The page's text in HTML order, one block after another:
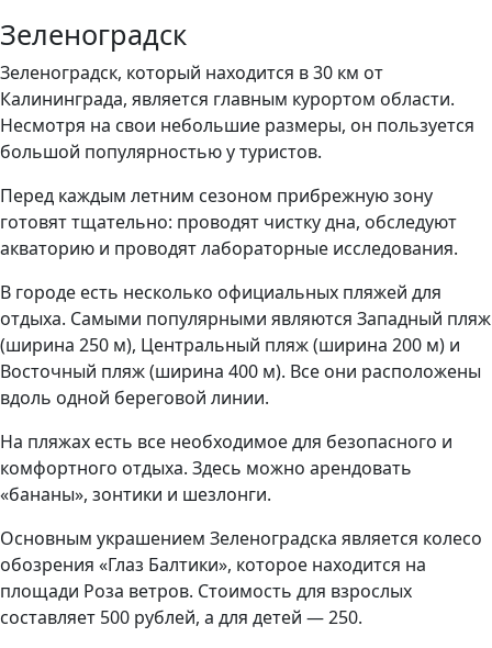
Зеленоградск
Зеленоградск, который находится в 30 км от
Калининграда, является главным курортом области.
Несмотря на свои небольшие размеры, он пользуется
большой популярностью у туристов.
Перед каждым летним сезоном прибрежную зону
готовят тщательно: проводят чистку дна, обследуют
акваторию и проводят лабораторные исследования.
В городе есть несколько официальных пляжей для
отдыха. Самыми популярными являются Западный пляж
(ширина 250 м), Центральный пляж (ширина 200 м) и
Восточный пляж (ширина 400 м). Все они расположены
вдоль одной береговой линии.
На пляжах есть все необходимое для безопасного и
комфортного отдыха. Здесь можно арендовать
«бананы», зонтики и шезлонги.
Основным украшением Зеленоградска является колесо
обозрения «Глаз Балтики», которое находится на
площади Роза ветров. Стоимость для взрослых
составляет 500 рублей, а для детей — 250.